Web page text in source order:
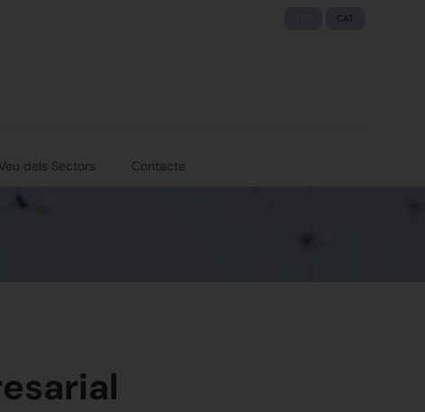
CAT
dels Sectors Contacte